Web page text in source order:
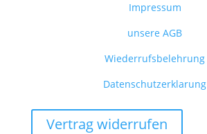
Impressum
unsere AGB
Wiederrufsbelehrung
Datenschutzerklarung
Vertrag widerrufen